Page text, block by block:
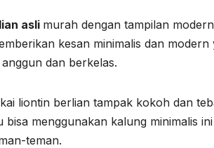
asli murah dengan tampilan
kesan minimalis dan
dan berkelas.
liontin berlian tampak kokoh dan
bisa menggunakan kalung minimalis
teman.